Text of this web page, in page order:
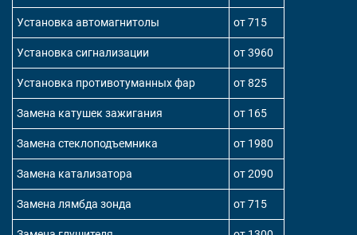
Установка автомагнитолы от 715
Установка сигнализации от 3960
Установка противотуманных фар от 825
Замена катушек зажигания от 165
Замена стеклоподъемника от 1980
Замена катализатора от 2090
Замена лямбда зонда от 715